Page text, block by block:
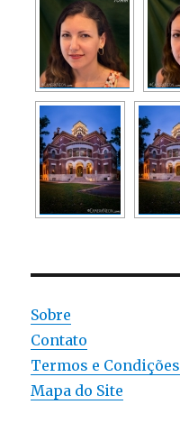
Sobre
Contato
Termos e Condições
Mapa do Site